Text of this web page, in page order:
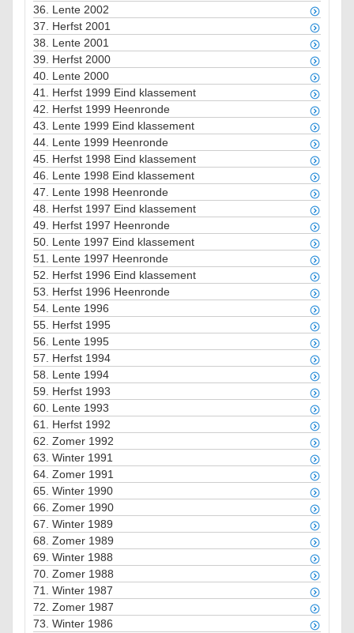
36. Lente 2002
37. Herfst 2001
38. Lente 2001
39. Herfst 2000
40. Lente 2000
41. Herfst 1999 Eind klassement
42. Herfst 1999 Heenronde
43. Lente 1999 Eind klassement
44. Lente 1999 Heenronde
45. Herfst 1998 Eind klassement
46. Lente 1998 Eind klassement
47. Lente 1998 Heenronde
48. Herfst 1997 Eind klassement
49. Herfst 1997 Heenronde
50. Lente 1997 Eind klassement
51. Lente 1997 Heenronde
52. Herfst 1996 Eind klassement
53. Herfst 1996 Heenronde
54. Lente 1996
55. Herfst 1995
56. Lente 1995
57. Herfst 1994
58. Lente 1994
59. Herfst 1993
60. Lente 1993
61. Herfst 1992
62. Zomer 1992
63. Winter 1991
64. Zomer 1991
65. Winter 1990
66. Zomer 1990
67. Winter 1989
68. Zomer 1989
69. Winter 1988
70. Zomer 1988
71. Winter 1987
72. Zomer 1987
73. Winter 1986